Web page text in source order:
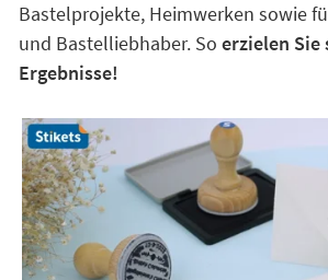
Bastelprojekte, Heimwerken sowie
und Bastelliebhaber. So erzielen
Ergebnisse!